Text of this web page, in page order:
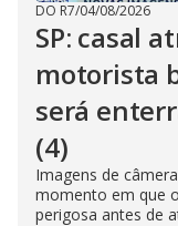
DO R7/04/08/2026
SP: casal
motorista
será
(4)
Imagens de
momento em que
perigosa antes de